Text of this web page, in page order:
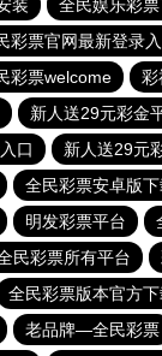
装
全民娱乐彩
彩票官网最新登录
彩票welcome
彩
新人送29元彩金
口
新人送29元
全民彩票安卓版
明发彩票平台
民彩票所有平台
全民彩票版本官方
老品牌—全民彩票